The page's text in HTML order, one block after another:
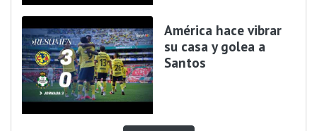
América hace vibrar
su casa y golea a
Santos